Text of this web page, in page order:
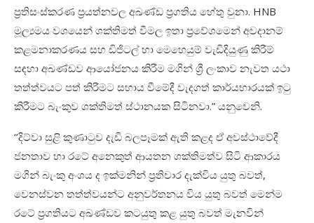
ප්‍රතිසංස්කරණ ප්‍රයත්නවල අඛණ්ඩ ප්‍රගතිය හේතු වුනා. HNB
මූල්‍යමය වශයෙන් ශක්තිමත් වීමල ඉතා ප්‍රවේශමෙන් අවදානම්
කළමනාකරණය සහ ඩිජිටල් හා මෙහෙයුම් වැඩිදියුණු කිරීම්
සඳහා අඛණ්ඩව ආයෝජනය කිරීම මගින් ශ්‍රී ලංකාව නැවත යථා
තත්ත්වයට පත් කිරීමට සහාය වීමේදී වැදගත් කාර්යභාරයක් ඉටු
කිරීමට බැංකුව ශක්තිමත් ස්ථානයක සිටිනවා.” යනුවෙනි.
‘’දිට්වා සුළි කුණාටුව දැඩි බලපෑමක් ඇති කළද ඒ අවස්ථාවේදී
ජනතාව හා රටේ අනෙකුත් ආයතන ශක්තිමත්ව සිටි ආකාරය
මගින් බැංකු අංශය ද ඉක්මනින් ප්‍රතිචාර දැක්විය යුතු බවත්,
වෙනස්වන තත්ත්වයන්ට අනුවර්තනය විය යුතු බවත් මෙන්ම
රටේ ප්‍රගතියට අඛණ්ඩව කටයුතු කළ යුතු බවත් මැනවින්